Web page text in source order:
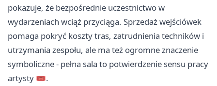
pokazuje, że bezpośrednie uczestnictwo w
wydarzeniach wciąż przyciąga. Sprzedaż wejściówek
pomaga pokryć koszty tras, zatrudnienia techników i
utrzymania zespołu, ale ma też ogromne znaczenie
symboliczne - pełna sala to potwierdzenie sensu pracy
artysty 🎟️.